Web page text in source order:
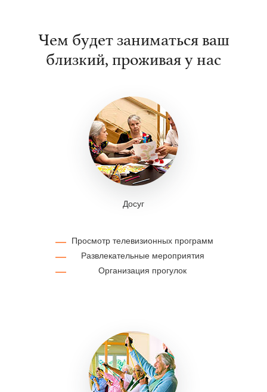
Чем будет заниматься ваш
близкий, проживая у нас
Досуг
Просмотр телевизионных программ
Развлекательные мероприятия
Организация прогулок